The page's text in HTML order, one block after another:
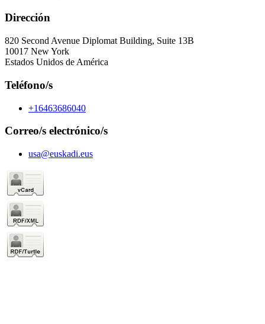
Dirección
820 Second Avenue Diplomat Building, Suite 13B
10017 New York
Estados Unidos de América
Teléfono/s
+16463686040
Correo/s electrónico/s
usa@euskadi.eus